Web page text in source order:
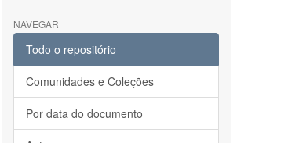
NAVEGAR
Todo o repositório
Comunidades e Coleções
Por data do documento